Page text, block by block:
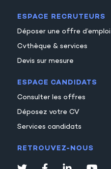
ESPACE RECRUTEURS
Déposer une offre d’emploi
Cvthèque & services
Devis sur mesure
ESPACE CANDIDATS
Consulter les offres
Déposez votre CV
Services candidats
RETROUVEZ-NOUS